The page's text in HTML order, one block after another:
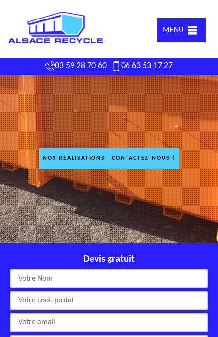
MENU
03 59 28 70 60 06 63 53 17 27
NOS RÉALISATIONS CONTACTEZ-NOUS !
Devis gratuit